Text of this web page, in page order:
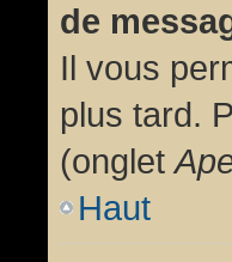
de
Il vous
plus tard.
(onglet
Haut